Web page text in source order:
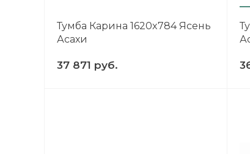
Тумба Карина 1620x784 Ясень
Асахи
37 871 руб.